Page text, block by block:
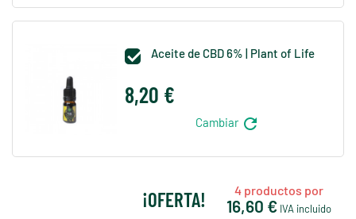
 Aceite de CBD 6% | Plant of Life
8,20 €
Cambiar refresh
¡OFERTA! 4 productos por
16,60 € IVA incluido